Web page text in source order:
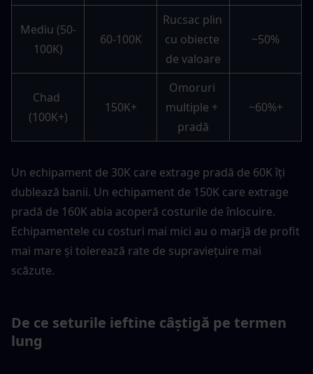
Mediu (50-
100K)
60-100K
Rucsac plin
cu obiecte
de valoare
~50%
Chad
(100K+)
150K+
Omoruri
multiple +
pradă
~60%+
Un echipament de 30K care extrage pradă de 60K îți
dublează banii. Un echipament de 150K care extrage
pradă de 160K abia acoperă costurile de înlocuire.
Echipamentele cu costuri mai mici au o marjă de profit
mai mare și tolerează rate de supraviețuire mai
scăzute.
De ce seturile ieftine câștigă pe termen
lung